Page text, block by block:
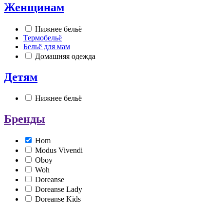
Женщинам
Нижнее бельё
Термобельё
Бельё для мам
Домашняя одежда
Детям
Нижнее бельё
Бренды
Hom
Modus Vivendi
Oboy
Woh
Doreanse
Doreanse Lady
Doreanse Kids